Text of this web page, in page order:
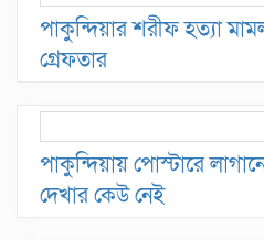
পাকুন্দিয়ার শরীফ হত্যা
গ্রেফতার
পাকুন্দিয়ায় পোস্টারে
দেখার কেউ নেই